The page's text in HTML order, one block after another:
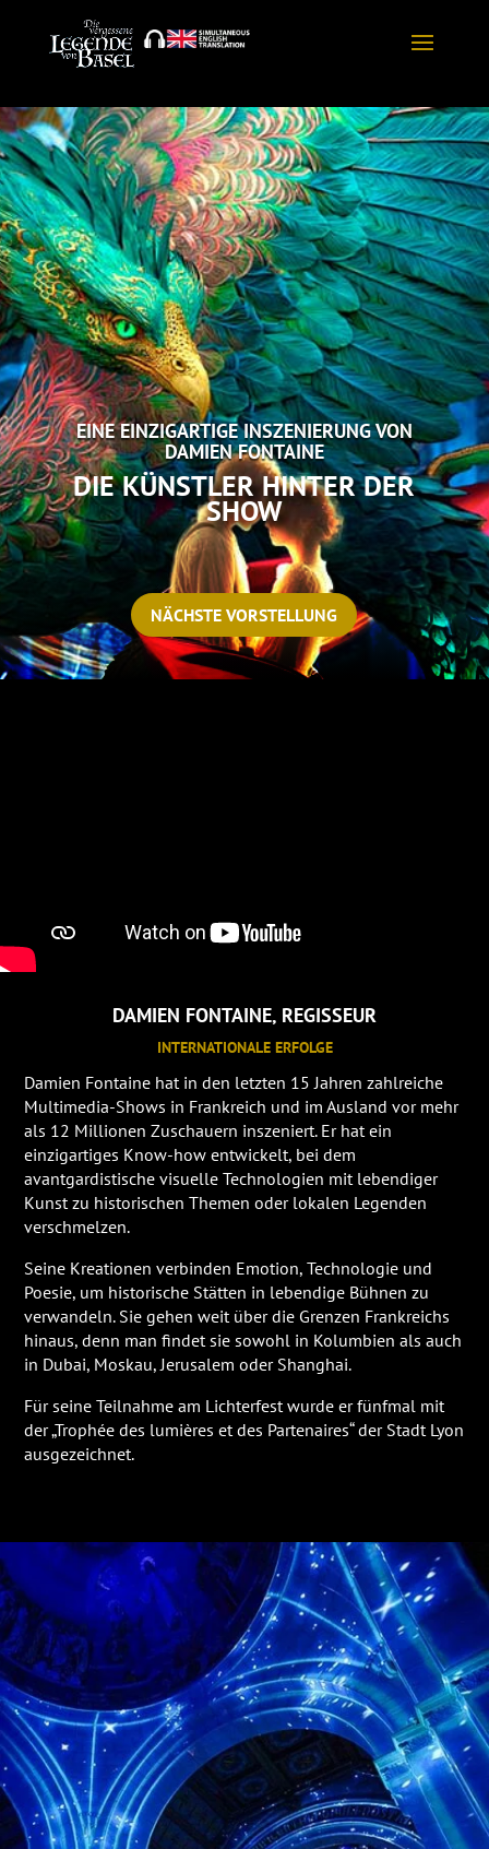
EINE EINZIGARTIGE INSZENIERUNG VON
DAMIEN FONTAINE
DIE KÜNSTLER HINTER DER
SHOW
NÄCHSTE VORSTELLUNG
DAMIEN FONTAINE, REGISSEUR
INTERNATIONALE ERFOLGE
Damien Fontaine hat in den letzten 15 Jahren zahlreiche
Multimedia-Shows in Frankreich und im Ausland vor mehr
als 12 Millionen Zuschauern inszeniert. Er hat ein
einzigartiges Know-how entwickelt, bei dem
avantgardistische visuelle Technologien mit lebendiger
Kunst zu historischen Themen oder lokalen Legenden
verschmelzen.
Seine Kreationen verbinden Emotion, Technologie und
Poesie, um historische Stätten in lebendige Bühnen zu
verwandeln. Sie gehen weit über die Grenzen Frankreichs
hinaus, denn man findet sie sowohl in Kolumbien als auch
in Dubai, Moskau, Jerusalem oder Shanghai.
Für seine Teilnahme am Lichterfest wurde er fünfmal mit
der „Trophée des lumières et des Partenaires“ der Stadt Lyon
ausgezeichnet.